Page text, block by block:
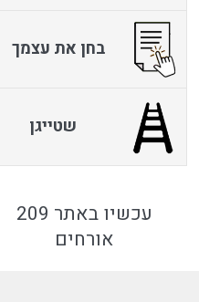
בחן את עצמך
שטייגן
עכשיו באתר 209
אורחים